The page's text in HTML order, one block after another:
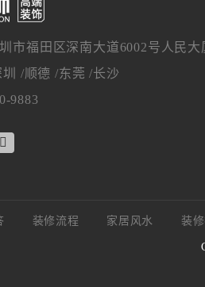
市福田区深南大道6002号人民大
/顺德 /东莞 /长沙
9883
装修流程 家居风水 装